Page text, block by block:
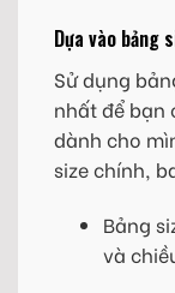
Dựa vào bảng
Sử dụng
nhất để bạn
dành cho
size chính,
Bảng
và